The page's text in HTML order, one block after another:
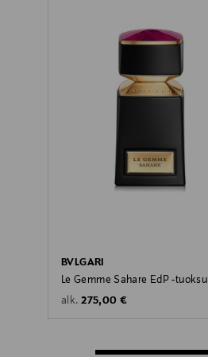
BVLGARI
Le Gemme Sahare EdP -tuoksu
alk. Original Price
275,00 €